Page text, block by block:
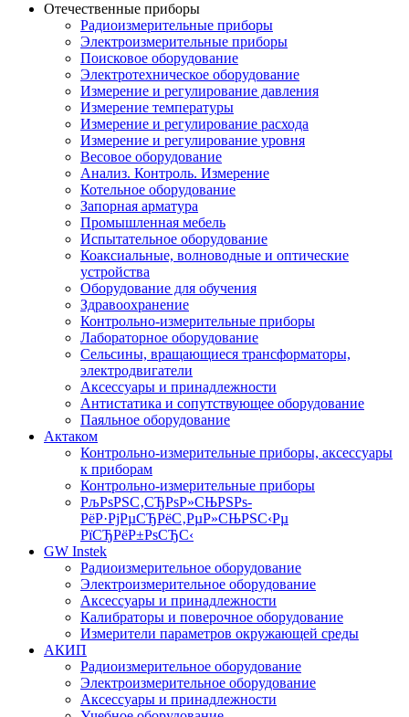
Отечественные приборы
Радиоизмерительные приборы
Электроизмерительные приборы
Поисковое оборудование
Электротехническое оборудование
Измерение и регулирование давления
Измерение температуры
Измерение и регулирование расхода
Измерение и регулирование уровня
Весовое оборудование
Анализ. Контроль. Измерение
Котельное оборудование
Запорная арматура
Промышленная мебель
Испытательное оборудование
Коаксиальные, волноводные и оптические
устройства
Оборудование для обучения
Здравоохранение
Контрольно-измерительные приборы
Лабораторное оборудование
Сельсины, вращающиеся трансформаторы,
электродвигатели
Аксессуары и принадлежности
Антистатика и сопутствующее оборудование
Паяльное оборудование
Актаком
Контрольно-измерительные приборы, аксессуары
к приборам
Контрольно-измерительные приборы
РљРѕРЅС‚СЂРѕР»СЊРЅРѕ-
РёР·РјРµСЂРёС‚РµР»СЊРЅС‹Рµ
РїСЂРёР±РѕСЂС‹
GW Instek
Радиоизмерительное оборудование
Электроизмерительное оборудование
Аксессуары и принадлежности
Калибраторы и поверочное оборудование
Измерители параметров окружающей среды
АКИП
Радиоизмерительное оборудование
Электроизмерительное оборудование
Аксессуары и принадлежности